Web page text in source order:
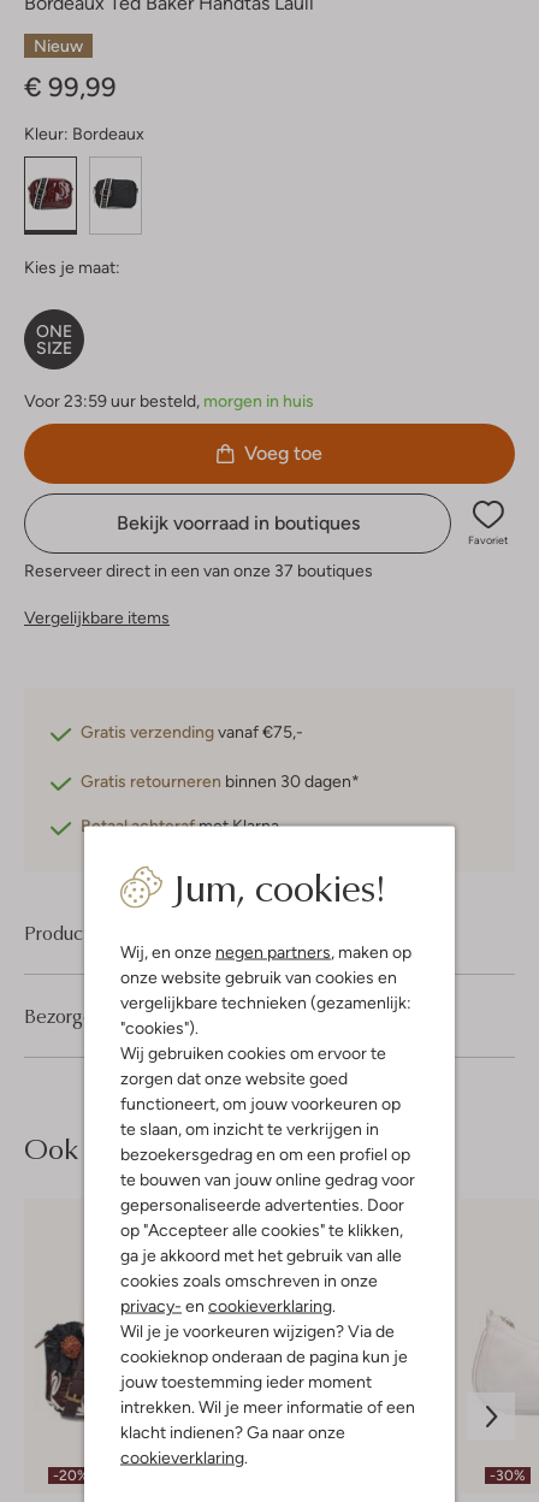
Jum, cookies!
Wij, en onze negen partners, maken op
onze website gebruik van cookies en
vergelijkbare technieken (gezamenlijk:
"cookies").
Wij gebruiken cookies om ervoor te
zorgen dat onze website goed
functioneert, om jouw voorkeuren op
te slaan, om inzicht te verkrijgen in
bezoekersgedrag en om een profiel op
te bouwen van jouw online gedrag voor
gepersonaliseerde advertenties. Door
op "Accepteer alle cookies" te klikken,
ga je akkoord met het gebruik van alle
cookies zoals omschreven in onze
privacy- en cookieverklaring.
Wil je je voorkeuren wijzigen? Via de
cookieknop onderaan de pagina kun je
jouw toestemming ieder moment
intrekken. Wil je meer informatie of een
klacht indienen? Ga naar onze
cookieverklaring.
Nieuw
€ 99,99
Kleur: Bordeaux
Kies je maat:
ONE
SIZE
Voor 23:59 uur besteld, morgen in huis
Voeg toe
Bekijk voorraad in boutiques
Favoriet
Reserveer direct in een van onze 37 boutiques
Vergelijkbare items
Gratis verzendingvanaf €75,-
Gratis retourneren binnen 30 dagen*
Betaal achterafmet Klarna
Product informatie
Bezorgen & retourneren
Ook iets voor jou?
-20% -30%